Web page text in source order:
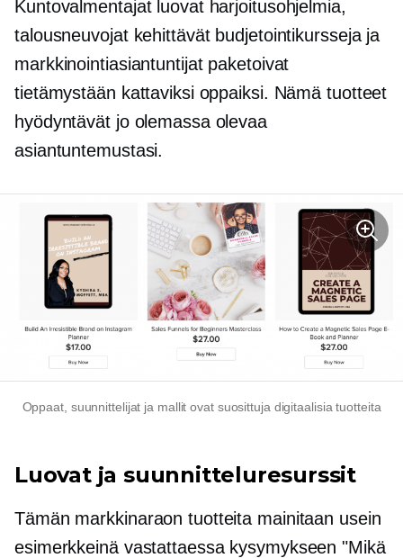
Kuntovalmentajat luovat harjoitusohjelmia,
talousneuvojat kehittävät budjetointikursseja ja
markkinointiasiantuntijat paketoivat
tietämystään kattaviksi oppaiksi. Nämä tuotteet
hyödyntävät jo olemassa olevaa
asiantuntemustasi.
Oppaat, suunnittelijat ja mallit ovat suosittuja digitaalisia tuotteita
Luovat ja suunnitteluresurssit
Tämän markkinaraon tuotteita mainitaan usein
esimerkkeinä vastattaessa kysymykseen "Mikä